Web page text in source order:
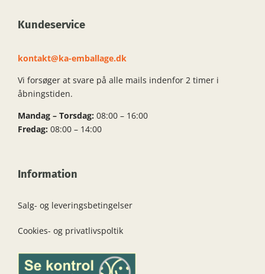
Kundeservice
kontakt@ka-emballage.dk
Vi forsøger at svare på alle mails indenfor 2 timer i
åbningstiden.
Mandag – Torsdag: 08:00 – 16:00
Fredag: 08:00 – 14:00
Information
Salg- og leveringsbetingelser
Cookies- og privatlivspoltik